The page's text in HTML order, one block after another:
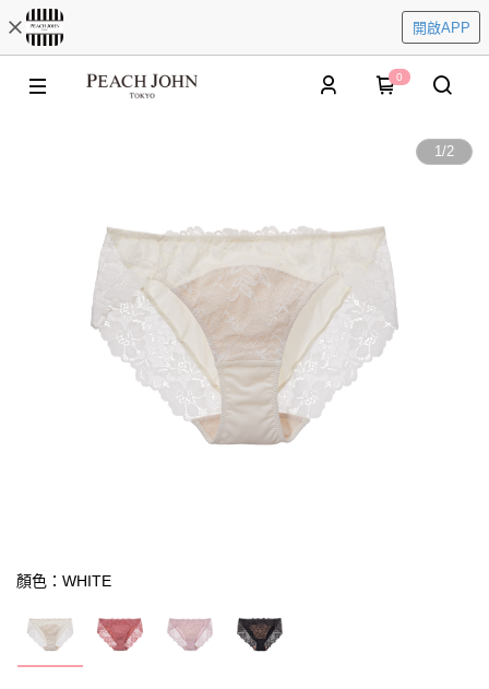
開啟APP
0
1/2
顏色：WHITE